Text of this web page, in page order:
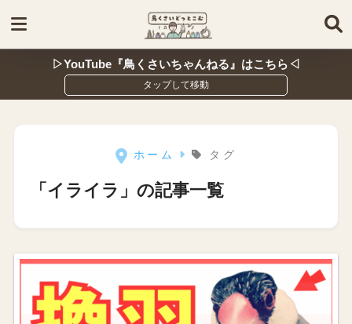
▷YouTube『鳥くさいちゃんねる』はこちら◁
ホーム タグ
「イライラ」の記事一覧